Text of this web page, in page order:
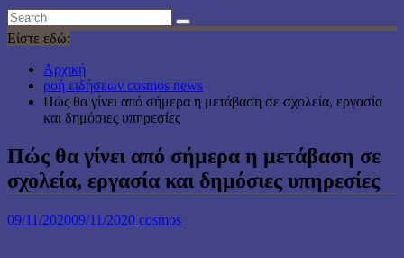
Είστε εδώ:
Αρχική
ροή ειδήσεων cosmos news
Πώς θα γίνει από σήμερα η μετάβαση σε σχολεία, εργασία
και δημόσιες υπηρεσίες
Πώς θα γίνει από σήμερα η μετάβαση σε
σχολεία, εργασία και δημόσιες υπηρεσίες
09/11/202009/11/2020 cosmos